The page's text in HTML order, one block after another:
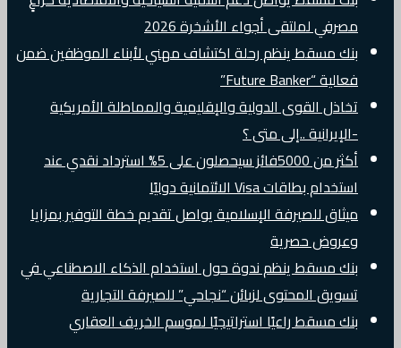
مصرفي لملتقى أجواء الأشخرة 2026
بنك مسقط ينظم رحلة اكتشاف مهني لأبناء الموظفين ضمن
فعالية “Future Banker”
تخاذل القوى الدولية والإقليمية والمماطلة الأمريكية
-الإيرانية ..إلى متى ؟
أكثر من 5000فائز سيحصلون على 5% استرداد نقدي عند
استخدام بطاقات Visa الائتمانية دوليًا
ميثاق للصيرفة الإسلامية يواصل تقديم خطة التوفير بمزايا
وعروض حصرية
بنك مسقط ينظم ندوة حول استخدام الذكاء الاصطناعي في
تسويق المحتوى لزبائن “نجاحي” للصيرفة التجارية
بنك مسقط راعيًا استراتيجيًا لموسم الخريف العقاري